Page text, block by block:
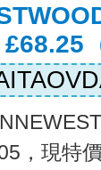
，現特